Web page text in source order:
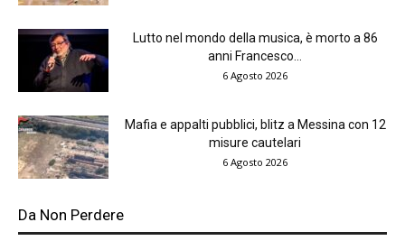
Lutto nel mondo della musica, è morto a 86
anni Francesco...
6 Agosto 2026
Mafia e appalti pubblici, blitz a Messina con 12
misure cautelari
6 Agosto 2026
Da Non Perdere